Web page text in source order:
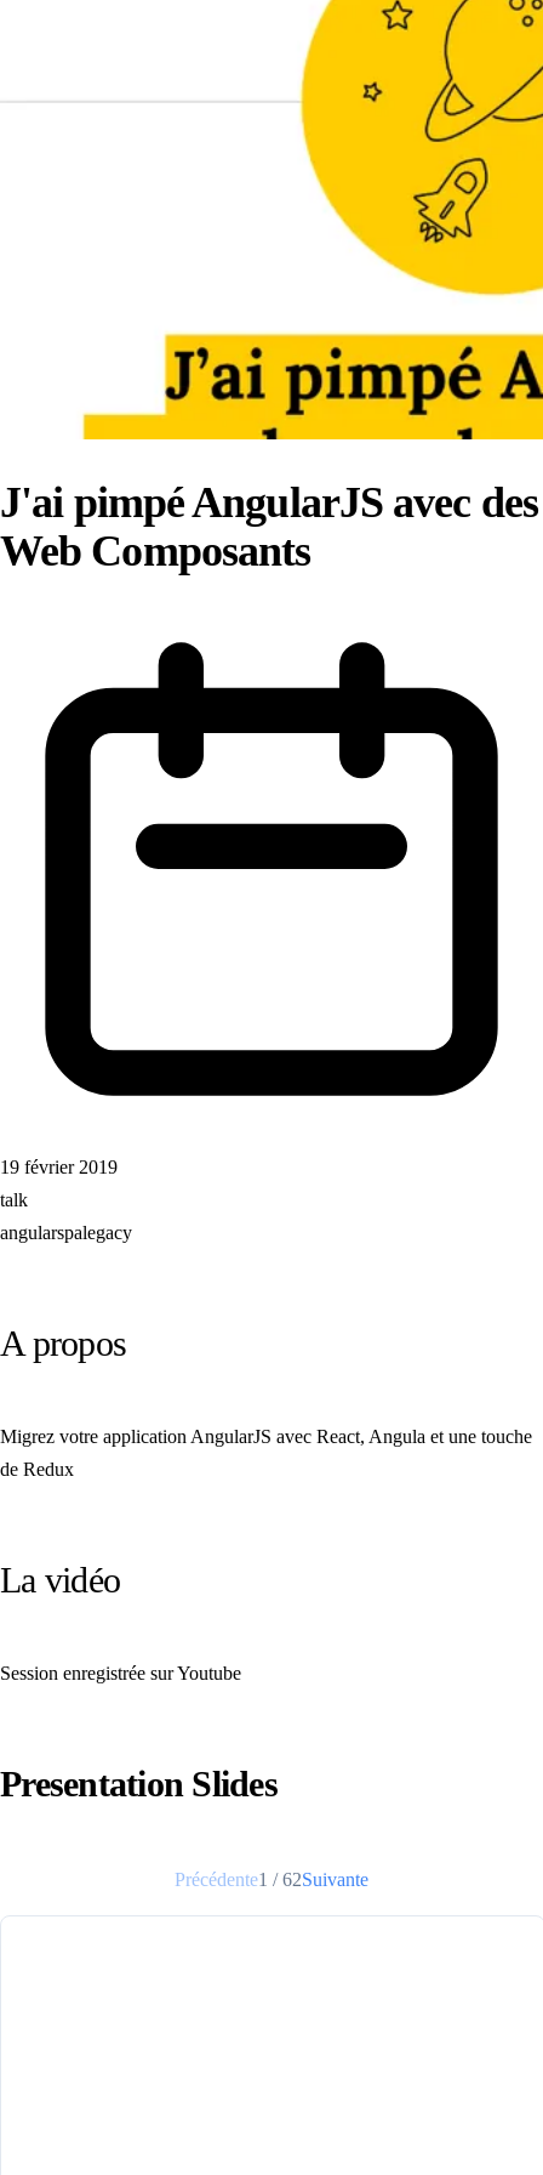
J'ai pimpé AngularJS avec des
Web Composants
19 février 2019
talk
angularspalegacy
A propos
Migrez votre application AngularJS avec React, Angula et une touche
de Redux
La vidéo
Session enregistrée sur Youtube
Presentation Slides
Précédente1 /62Suivante